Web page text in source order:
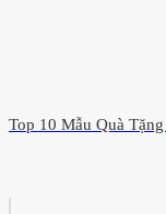
Top 10 Mẫu Quà